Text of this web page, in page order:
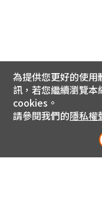
為提供您更好的使
訊，若您繼續瀏覽
cookies。
請參閱我們的隱私權